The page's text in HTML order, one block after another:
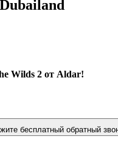
Wilds 2 от Aldar!
бесплатный обратный